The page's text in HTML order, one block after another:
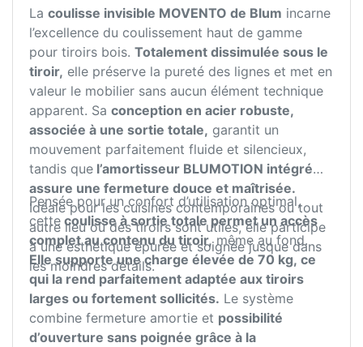
La coulisse invisible MOVENTO de Blum incarne
l’excellence du coulissement haut de gamme
pour tiroirs bois. Totalement dissimulée sous le
tiroir, elle préserve la pureté des lignes et met en
valeur le mobilier sans aucun élément technique
apparent. Sa conception en acier robuste,
associée à une sortie totale, garantit un
mouvement parfaitement fluide et silencieux,
tandis que l’amortisseur BLUMOTION intégré
assure une fermeture douce et maîtrisée.
Idéale pour les cuisines contemporaines ou tout
autre lieu où des tiroirs sont utiles, elle participe
à une esthétique épurée et soignée jusque dans
les moindres détails.
Pensée pour un confort d’utilisation optimal,
cette coulisse à sortie totale permet un accès
complet au contenu du tiroir,même au fond.
Elle supporte une charge élevée de 70 kg, ce
qui la rend parfaitement adaptée aux tiroirs
larges ou fortement sollicités. Le système
combine fermeture amortie et possibilité
d’ouverture sans poignée grâce à la